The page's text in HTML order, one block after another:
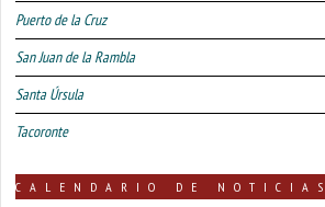
Puerto de la Cruz
San Juan de la Rambla
Santa Úrsula
Tacoronte
CALENDARIO DE NOTICIAS